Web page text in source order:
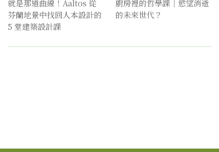
就是那道曲線！Aaltos 從
芬蘭地景中找回人本設計的
5 堂建築設計課
廚房裡的哲學課｜慾望消逝
的未來世代？